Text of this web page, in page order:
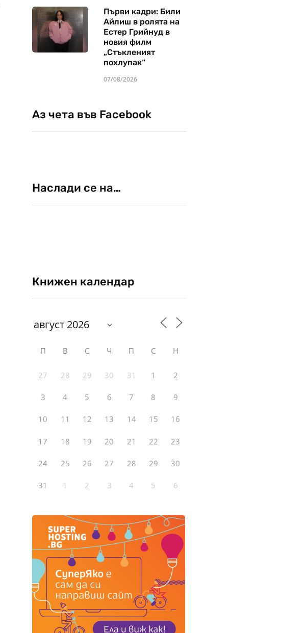
Първи кадри: Били
Айлиш в ролята на
Естер Грийнуд в
новия филм
„Стъкленият
похлупак“
07/08/2026
Аз чета във Facebook
Наслади се на…
Книжен календар
П В С Ч П С Н
27 28 29 30 31 1 2
3 4 5 6 7 8 9
10 11 12 13 14 15 16
17 18 19 20 21 22 23
24 25 26 27 28 29 30
31 1 2 3 4 5 6